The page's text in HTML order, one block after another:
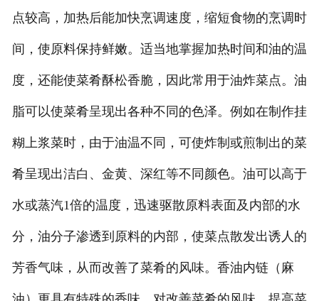
点较高，加热后能加快烹调速度，缩短食物的烹调时
间，使原料保持鲜嫩。适当地掌握加热时间和油的温
度，还能使菜肴酥松香脆，因此常用于油炸菜点。油
脂可以使菜肴呈现出各种不同的色泽。例如在制作挂
糊上浆菜时，由于油温不同，可使炸制或煎制出的菜
肴呈现出洁白、金黄、深红等不同颜色。油可以高于
水或蒸汽1倍的温度，迅速驱散原料表面及内部的水
分，油分子渗透到原料的内部，使菜点散发出诱人的
芳香气味，从而改善了菜肴的风味。香油内链（麻